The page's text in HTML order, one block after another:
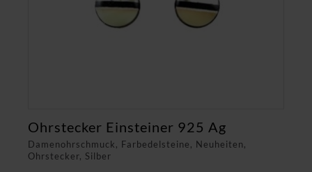
Damenohrschmuck, Farbedelsteine, Neuheiten,
Ohrstecker, Silber
Ohrstecker Einsteiner 925 Ag